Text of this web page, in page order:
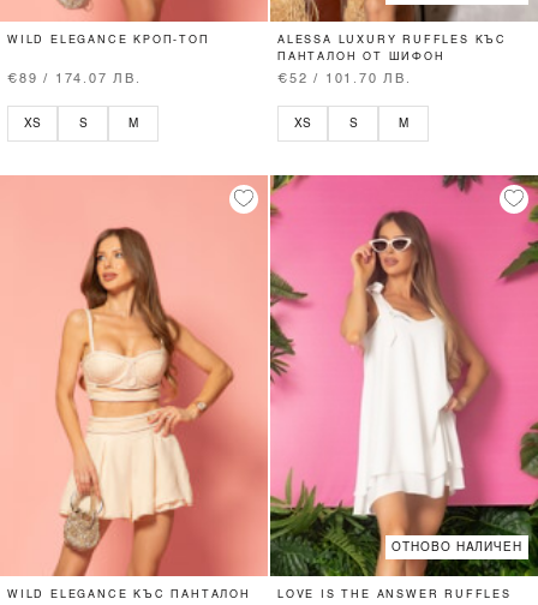
WILD ELEGANCE КРОП-ТОП
€89 / 174.07 ЛВ.
XS S M
ALESSA LUXURY RUFFLES КЪС
ПАНТАЛОН ОТ ШИФОН
€52 / 101.70 ЛВ.
XS S M
WILD ELEGANCE КЪС ПАНТАЛОН
ОТНОВО НАЛИЧЕН
LOVE IS THE ANSWER RUFFLES